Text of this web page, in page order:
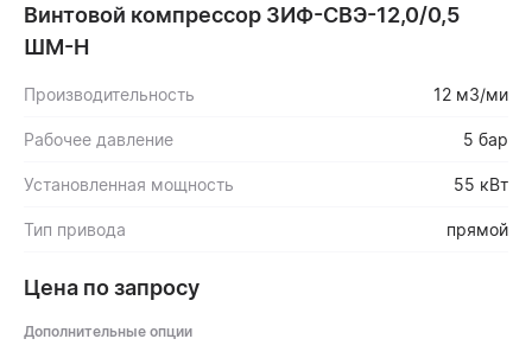
Винтовой компрессор ЗИФ-СВЭ-12,0/0,5
ШМ-Н
Производительность 12 м3/ми
Рабочее давление 5 бар
Установленная мощность 55 кВт
Тип привода прямой
Цена по запросу
Дополнительные опции